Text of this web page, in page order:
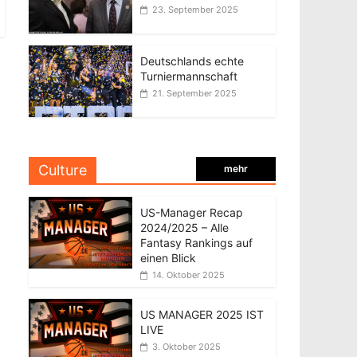
23. September 2025
Deutschlands echte
Turniermannschaft
21. September 2025
Culture mehr
US-Manager Recap
2024/2025 – Alle
Fantasy Rankings auf
einen Blick
14. Oktober 2025
US MANAGER 2025 IST
LIVE
3. Oktober 2025